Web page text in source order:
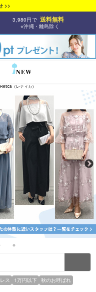
>>
3,980円で 送料無料
※沖縄・離島除く
NEW
（レティカ）
ス 1万円以下 秋のお呼ばれ